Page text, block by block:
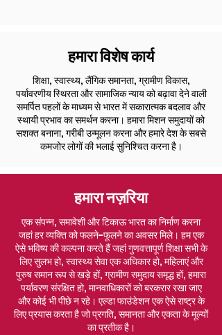
हमारा विशेष कार्य
शिक्षा, स्वास्थ्य, लैंगिक समानता, ग्रामीण विकास,
पर्यावरणीय स्थिरता और सामाजिक न्याय को बढ़ावा देने वाली
समर्पित पहलों के माध्यम से भारत में सकारात्मक बदलाव और
स्थायी प्रभाव का समर्थन करना। हमारा मिशन समुदायों को
सशक्त बनाना, गरीबी उन्मूलन करना और हमारे देश के सबसे
कमजोर लोगों की भलाई सुनिश्चित करना है।
हमारा नज़रिया
एक संपन्न, समावेशी और टिकाऊ भारत का निर्माण करना
जहां हर व्यक्ति को फलने-फूलने का अवसर मिले। हम एक
ऐसे भविष्य की कल्पना करते हैं जहां गुणवत्तापूर्ण शिक्षा सभी के
लिए सुलभ हो, स्वास्थ्य सेवा एक अधिकार हो, महिलाएं और
पुरुष समान रूप से खड़े हों, ग्रामीण समुदाय समृद्ध हों, हमारा
पर्यावरण संरक्षित हो, मानवाधिकारों को बरकरार रखा जाए
और कोई भी पीछे न रहे। एल्डा फाउंडेशन एक ऐसे राष्ट्र के
लिए प्रयास करता है जो प्रगति, समानता और एकता के मूल्यों
का प्रतीक है।